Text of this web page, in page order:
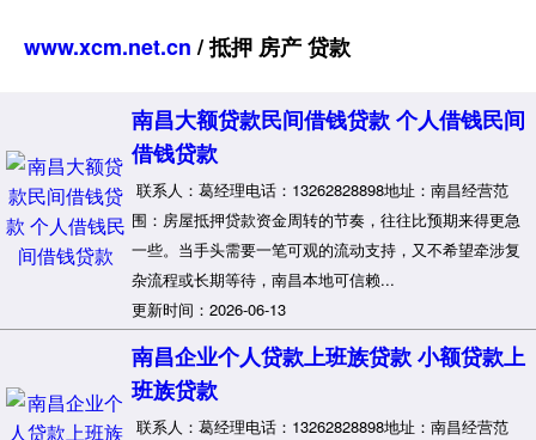
www.xcm.net.cn / 抵押 房产 贷款
南昌大额贷款民间借钱贷款 个人借钱民间
借钱贷款
联系人：葛经理电话：13262828898地址：南昌经营范
围：房屋抵押贷款资金周转的节奏，往往比预期来得更急
一些。当手头需要一笔可观的流动支持，又不希望牵涉复
杂流程或长期等待，南昌本地可信赖...
更新时间：2026-06-13
南昌企业个人贷款上班族贷款 小额贷款上
班族贷款
联系人：葛经理电话：13262828898地址：南昌经营范